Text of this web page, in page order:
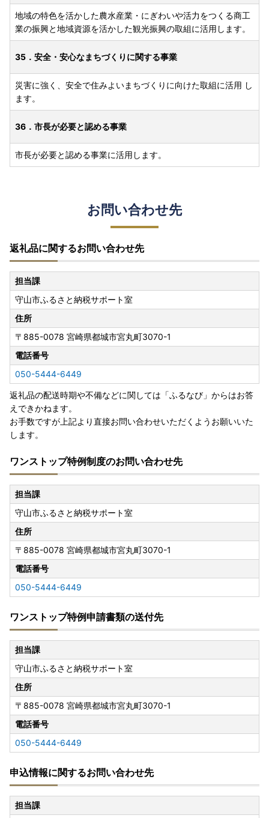
地域の特色を活かした農水産業・にぎわいや活力をつくる商工
業の振興と地域資源を活かした観光振興の取組に活用します。
35．安全・安心なまちづくりに関する事業
災害に強く、安全で住みよいまちづくりに向けた取組に活用 し
ます。
36．市長が必要と認める事業
市長が必要と認める事業に活用します。
お問い合わせ先
返礼品に関するお問い合わせ先
担当課
守山市ふるさと納税サポート室
住所
〒885-0078 宮崎県都城市宮丸町3070-1
電話番号
050-5444-6449
返礼品の配送時期や不備などに関しては「ふるなび」からはお答
えできかねます。
お手数ですが上記より直接お問い合わせいただくようお願いいた
します。
ワンストップ特例制度のお問い合わせ先
担当課
守山市ふるさと納税サポート室
住所
〒885-0078 宮崎県都城市宮丸町3070-1
電話番号
050-5444-6449
ワンストップ特例申請書類の送付先
担当課
守山市ふるさと納税サポート室
住所
〒885-0078 宮崎県都城市宮丸町3070-1
電話番号
050-5444-6449
申込情報に関するお問い合わせ先
担当課